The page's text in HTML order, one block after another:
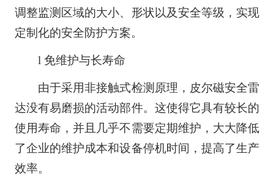
调整监测区域的大小、形状以及安全等级，实现
定制化的安全防护方案。
l 免维护与长寿命
由于采用非接触式检测原理，皮尔磁安全雷
达没有易磨损的活动部件。这使得它具有较长的
使用寿命，并且几乎不需要定期维护，大大降低
了企业的维护成本和设备停机时间，提高了生产
效率。